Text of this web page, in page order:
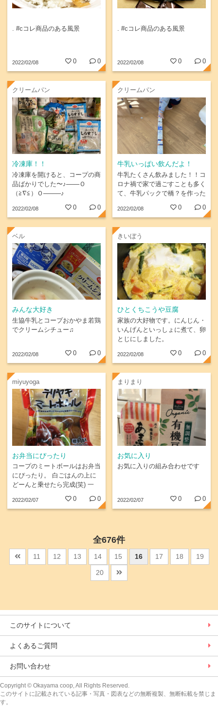
. #cコレ商品のある風景
2022/02/08 0 0
. #cコレ商品のある風景
2022/02/08 0 0
クリームパン
冷凍庫！！
冷凍庫を開けると、コープの商
品ばかりでした〜♪───Ｏ
（≧∇≦）Ｏ────♪
2022/02/08 0 0
クリームパン
牛乳いっぱい飲んだよ！
牛乳たくさん飲みました！！コ
ロナ禍で家で過ごすことも多く
て、牛乳パックで橋？を作った
2022/02/08 0 0
ベル
みんな大好き
生協牛乳とコープおかやま若鶏
でクリームシチュー♫
2022/02/08 0 0
きいぼう
ひとくちこうや豆腐
家族の大好物です。にんじん・
いんげんといっしょに煮て、卵
とじにしました。
2022/02/08 0 0
miyuyoga
お弁当にぴったり
コープのミートボールはお弁当
にぴったり。 白ごはんの上に
どーんと乗せたら完成(笑) 一
応、キャベツなどの野菜も添え
て。 温めなくてもおいしいか
らありがたい！
2022/02/07 0 0
まりまり
お気に入り
お気に入りの組み合わせです
2022/02/07 0 0
全676件
11 12 13 14 15 16 17 18 19
20
このサイトについて
よくあるご質問
お問い合わせ
Copyright© Okayama coop, All Rights Reserved.
このサイトに記載されている記事・写真・図表などの無断複製、無断転載を禁じま
す。